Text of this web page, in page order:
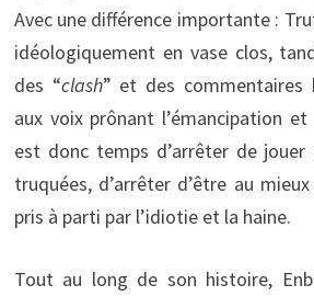
Avec une différence importante :
idéologiquement en vase clos,
des “clash” et des commentaires
aux voix prônant l’émancipation
est donc temps d’arrêter de
truquées, d’arrêter d’être au
pris à parti par l’idiotie et la haine.
Tout au long de son histoire,